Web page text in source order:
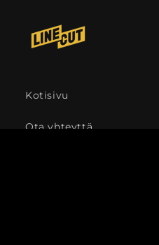
Kotisivu
Ota yhteyttä